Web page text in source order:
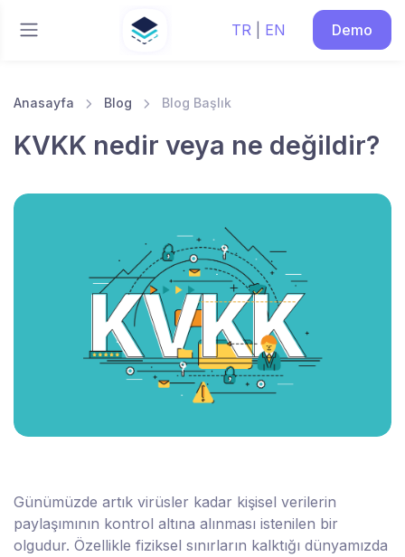
TR EN Demo
Anasayfa Blog Blog Başlık
KVKK nedir veya ne değildir?
Günümüzde artık virüsler kadar kişisel verilerin
paylaşımının kontrol altına alınması istenilen bir
olgudur. Özellikle fiziksel sınırların kalktığı dünyamızda